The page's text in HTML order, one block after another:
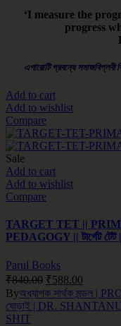
‘I measure the
progress
এগারোটি প্রবন্ধে সমাজবিপ্লবী
Add to cart
Add to wishlist
Compare
Sale
Add to cart
Add to wishlist
Compare
TARGET TET ||
PEDAGOGY || টার্গেট টেট ||
Parul Books
₹840.00 ₹588.00
Byঅধ্যাপক সার্থক মন্ডল |
ঘোড়াই | DR.
SHIT